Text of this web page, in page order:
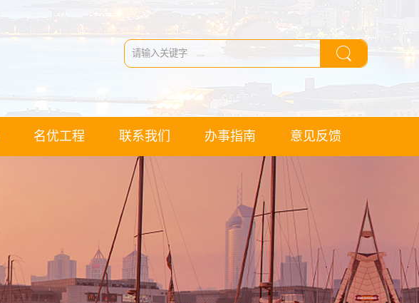
名优工程 联系我们 办事指南 意见反馈